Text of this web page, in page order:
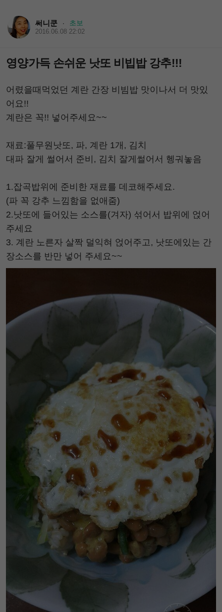
써니쿤 · 초보
2016.06.08 22:02
영양가득 손쉬운 낫또 비빕밥 강추!!!
어렸을때먹었던 계란 간장 비빔밥 맛이나서 더 맛있
어요!!
계란은 꼭!! 넣어주세요~~
재료:풀무원낫또, 파, 계란 1개, 김치
대파 잘게 썰어서 준비, 김치 잘게썰어서 헹궈놓음
1.잡곡밥위에 준비한 재료를 데코해주세요.
(파 꼭 강추 느낌함을 없애줌)
2.낫또에 들어있는 소스를(겨자) 섞어서 밥위에 얹어
주세요
3. 계란 노른자 살짝 덜익혀 얹어주고, 낫또에있는 간
장소스를 반만 넣어 주세요~~